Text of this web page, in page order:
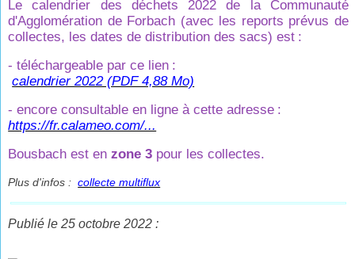
Le calendrier des déchets 2022 de la Communauté
d'Agglomération de Forbach (avec les reports prévus de
collectes, les dates de distribution des sacs) est :
- téléchargeable par ce lien :
calendrier 2022 (PDF 4,88 Mo)
- encore consultable en ligne à cette adresse :
https://fr.calameo.com/...
Bousbach est enzone 3 pour les collectes.
Plus d'infos :collecte multiflux
Publié le 25 octobre 2022 :